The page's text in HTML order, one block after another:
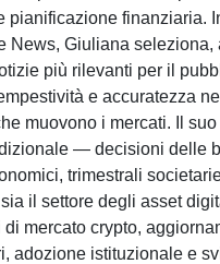
pianificazione finanziaria.
News, Giuliana seleziona,
più rilevanti per il
e accuratezza
muovono i mercati. Il
— decisioni delle
trimestrali
il settore degli asset
mercato crypto,
adozione istituzionale e